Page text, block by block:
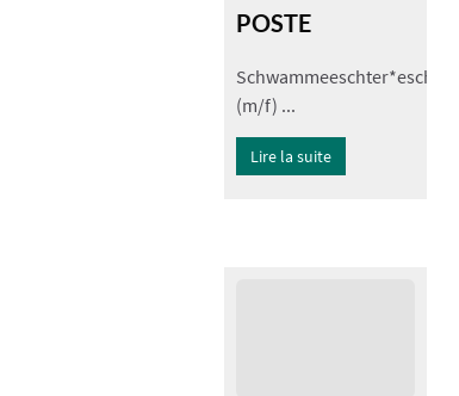
POSTE
Schwammeeschter*esch
(m/f) ...
Lire la suite